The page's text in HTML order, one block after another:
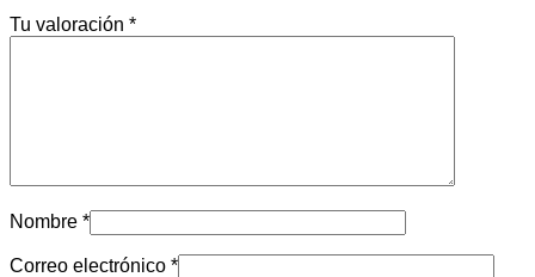
Tu valoración *
Nombre *
Correo electrónico *